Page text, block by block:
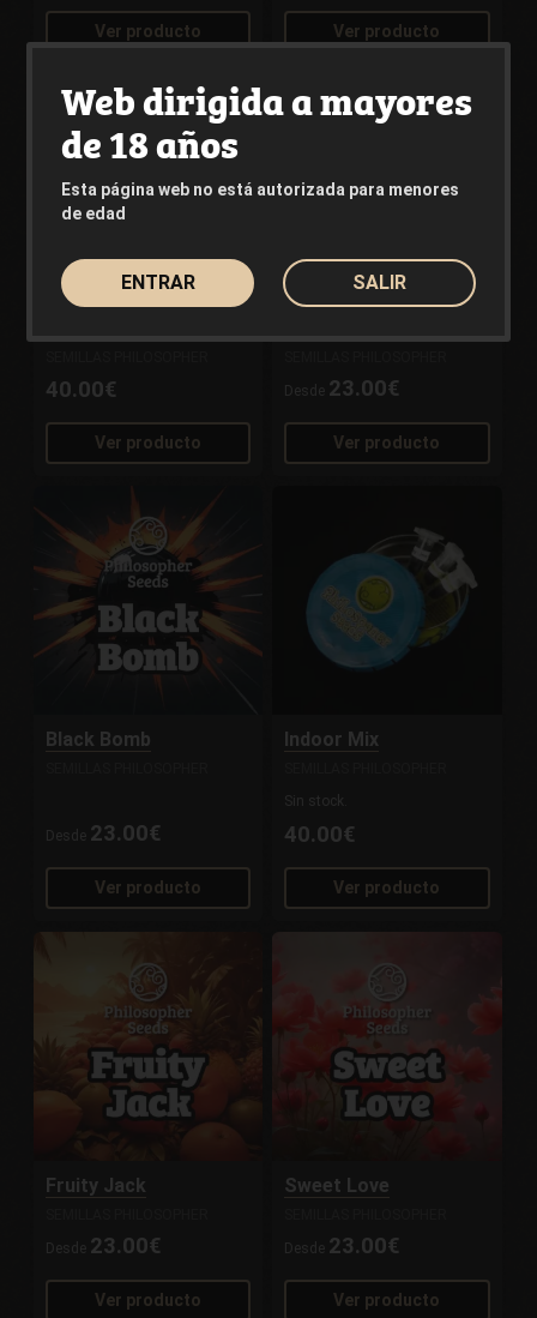
Ver producto Ver producto
40.00€
Ver producto
Desde 23.00€
Ver producto
Black Bomb
Desde 23.00€
Ver producto
Indoor Mix
Sin stock.
40.00€
Ver producto
Fruity Jack
Desde 23.00€
Ver producto
Sweet Love
Desde 23.00€
Ver producto
Web dirigida a mayores
de 18 años
Esta página web no está autorizada para menores
de edad
ENTRAR SALIR